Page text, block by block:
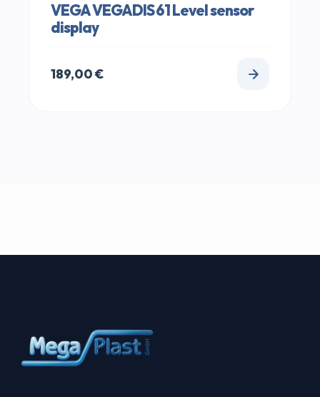
VEGA VEGADIS 61 Level sensor
display
189,00€